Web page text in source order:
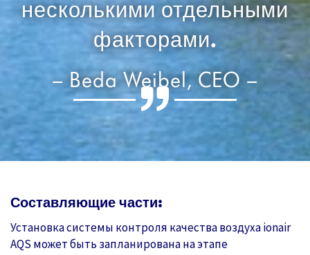
несколькими отдельными
факторами.
– Beda Weibel, CEO –
Составляющие части:
Установка системы контроля качества воздуха ionair
AQS может быть запланирована на этапе